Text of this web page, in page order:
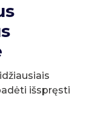
išspręsti